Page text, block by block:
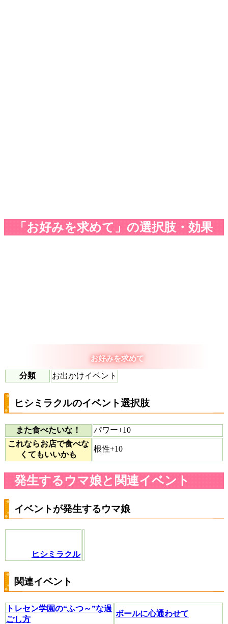
「お好みを求めて」の選択肢・効果
お好みを求めて
分類 お出かけイベント
ヒシミラクルのイベント選択肢
また食べたいな！
パワー+10
これならお店で食べな
くてもいいかも
根性+10
発生するウマ娘と関連イベント
イベントが発生するウマ娘
ヒシミラクル
関連イベント
トレセン学園の“ふつ～”な過
ごし方
ボールに心通わせて